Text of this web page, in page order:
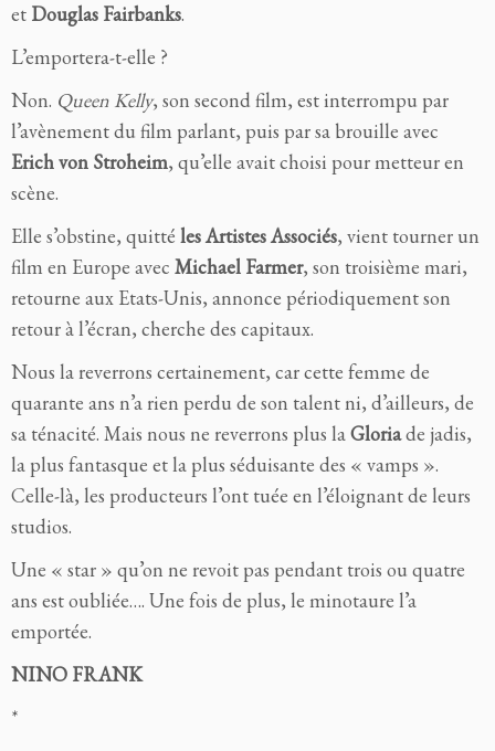
et Douglas Fairbanks.
L’emportera-t-elle ?
Non. Queen Kelly, son second film, est interrompu par
l’avènement du film parlant, puis par sa brouille avec
Erich von Stroheim, qu’elle avait choisi pour metteur en
scène.
Elle s’obstine, quitté les Artistes Associés, vient tourner un
film en Europe avec Michael Farmer, son troisième mari,
retourne aux Etats-Unis, annonce périodiquement son
retour à l’écran, cherche des capitaux.
Nous la reverrons certainement, car cette femme de
quarante ans n’a rien perdu de son talent ni, d’ailleurs, de
sa ténacité. Mais nous ne reverrons plus laGloriade jadis,
la plus fantasque et la plus séduisante des « vamps ».
Celle-là, les producteurs l’ont tuée en l’éloignant de leurs
studios.
Une « star » qu’on ne revoit pas pendant trois ou quatre
ans est oubliée…. Une fois de plus, le minotaure l’a
emportée.
NINO FRANK
*